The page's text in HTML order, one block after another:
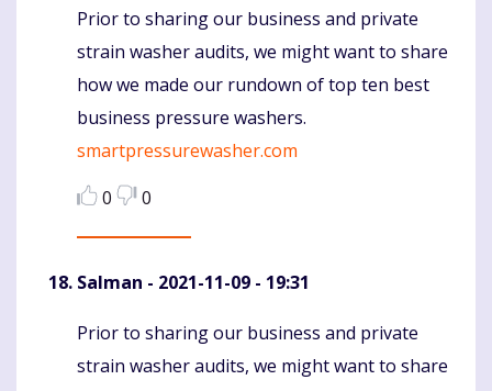
Komentaras
Prior to sharing our business and private
strain washer audits, we might want to share
how we made our rundown of top ten best
business pressure washers.
smartpressurewasher.com
0
0
Salman - 2021-11-09 - 19:31
Komentaras
Prior to sharing our business and private
strain washer audits, we might want to share